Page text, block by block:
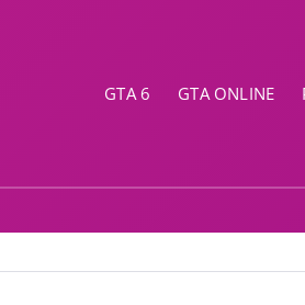
GTA 6 GTA ONLINE